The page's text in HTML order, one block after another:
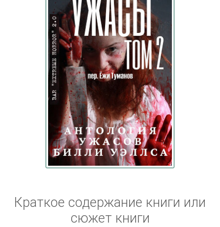
Краткое содержание книги или
сюжет книги